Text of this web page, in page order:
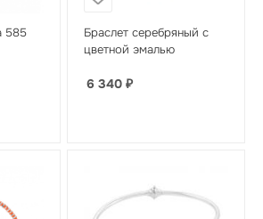
585
Браслет серебряный с
цветной эмалью
6 340₽